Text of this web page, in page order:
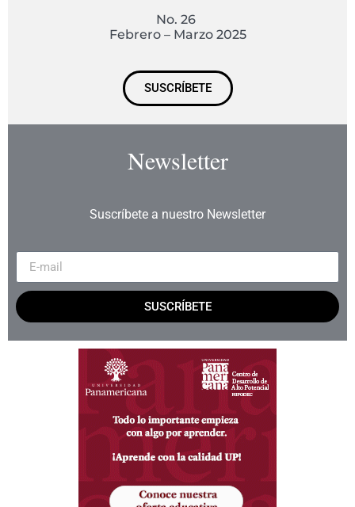
No. 26
Febrero – Marzo 2025
SUSCRÍBETE
Newsletter
Suscríbete a nuestro Newsletter
SUSCRÍBETE